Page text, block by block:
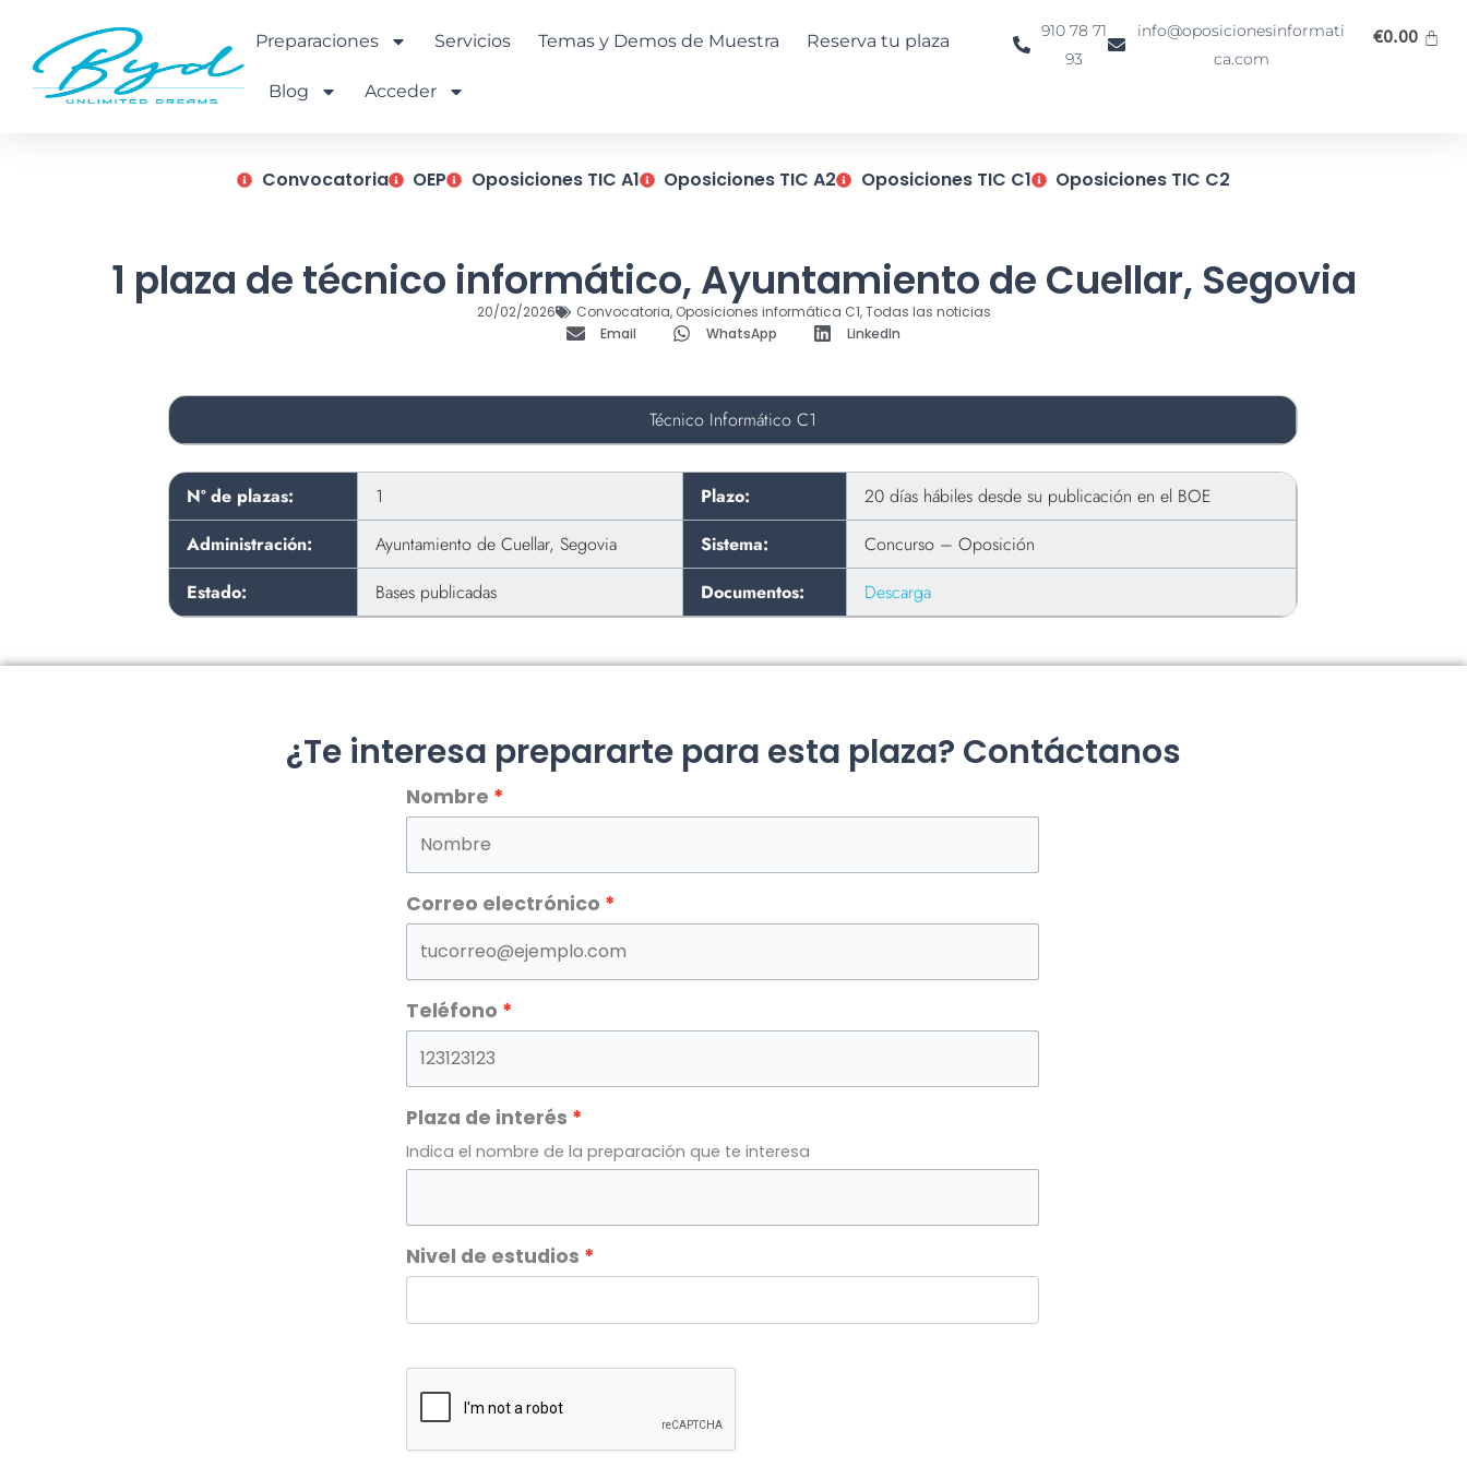
contenido
Preparaciones Servicios Temas y Demos de Muestra Reserva tu plaza
Blog Acceder
910 78 71
93
info@oposicionesinformati
ca.com
€0.00
Convocatoria OEP Oposiciones TIC A1 Oposiciones TIC A2 Oposiciones TIC C1 Oposiciones TIC C2
1 plaza de técnico informático, Ayuntamiento de Cuellar, Segovia
20/02/2026 Convocatoria, Oposiciones informática C1,Todas las noticias
Email
WhatsApp LinkedIn
Técnico Informático C1
Nº de plazas: 1 Plazo:
20 días hábiles desde su publicación en el BOE
Administración:
Ayuntamiento de Cuellar, Segovia Sistema:
Concurso – Oposición
Estado:
Bases publicadas Documentos: Descarga
¿Te interesa prepararte para esta plaza? Contáctanos
Nombre
Correo electrónico
Teléfono
Plaza de interés
Indica el nombre de la preparación que te interesa
Nivel de estudios